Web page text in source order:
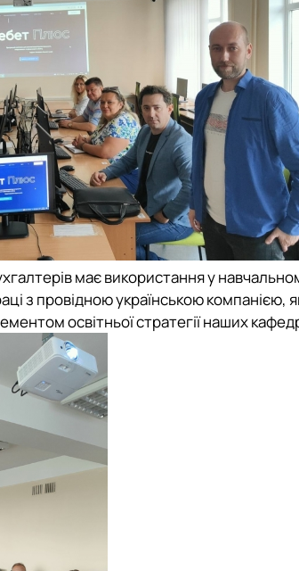
має використання у
з провідною українською компанією,
освітньої стратегії наших